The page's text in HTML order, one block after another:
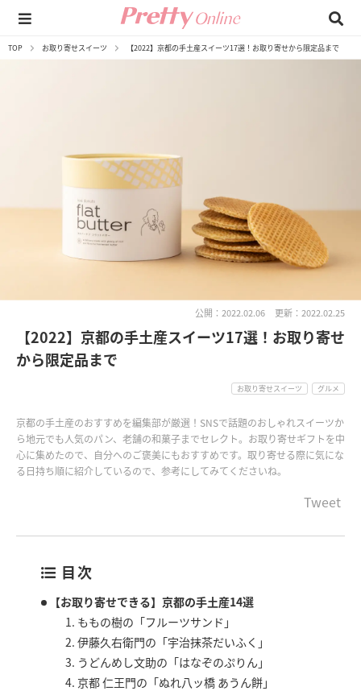
TOP お取り寄せスイーツ 【2022】京都の手土産スイーツ17選！お取り寄せから限定品まで
公開：2022.02.06 更新：2022.02.25
【2022】京都の手土産スイーツ17選！お取り寄せ
から限定品まで
お取り寄せスイーツ グルメ
京都の手土産のおすすめを編集部が厳選！SNSで話題のおしゃれスイーツか
ら地元でも人気のパン、老舗の和菓子までセレクト。お取り寄せギフトを中
心に集めたので、自分へのご褒美にもおすすめです。取り寄せる際に気にな
る日持ち順に紹介しているので、参考にしてみてくださいね。
Tweet
目次
【お取り寄せできる】京都の手土産14選
1. ももの樹の「フルーツサンド」
2. 伊藤久右衛門の「宇治抹茶だいふく」
3. うどんめし文助の「はなぞのぷりん」
4. 京都 仁王門の「ぬれ八ッ橋 あうん餅」